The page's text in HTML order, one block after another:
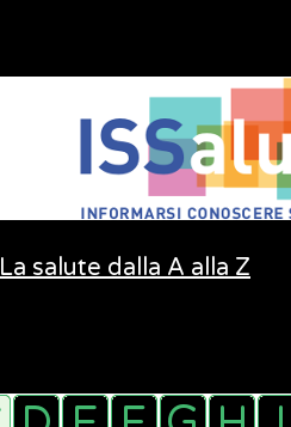
La salute dalla A alla Z